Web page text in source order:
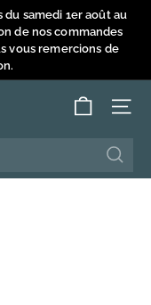
samedi 1er août au
de nos commandes
vous remercions de